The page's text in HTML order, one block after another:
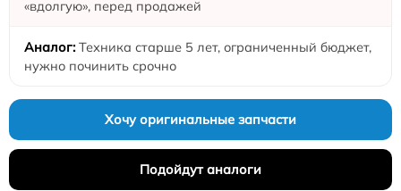
«вдолгую», перед продажей
Техника старше 5 лет, ограниченный бюджет,
нужно починить срочно
Хочу оригинальные запчасти
Подойдут аналоги